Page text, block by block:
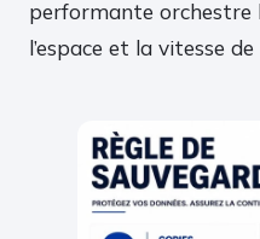
performante orchestre
l’espace et la vitesse